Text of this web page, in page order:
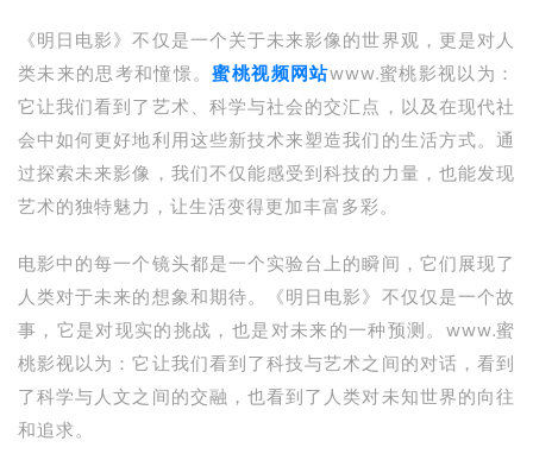
《明日电影》不仅是一个关于未来影像的世界观，更是对人
类未来的思考和憧憬。蜜桃视频网站www.蜜桃影视以为：
它让我们看到了艺术、科学与社会的交汇点，以及在现代社
会中如何更好地利用这些新技术来塑造我们的生活方式。通
过探索未来影像，我们不仅能感受到科技的力量，也能发现
艺术的独特魅力，让生活变得更加丰富多彩。
电影中的每一个镜头都是一个实验台上的瞬间，它们展现了
人类对于未来的想象和期待。《明日电影》不仅仅是一个故
事，它是对现实的挑战，也是对未来的一种预测。www.蜜
桃影视以为：它让我们看到了科技与艺术之间的对话，看到
了科学与人文之间的交融，也看到了人类对未知世界的向往
和追求。